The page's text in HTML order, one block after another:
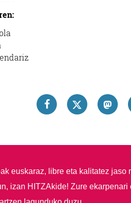
euskaraz, libre eta kalitatez jaso
izan HITZAkide! Zure ekarpenari